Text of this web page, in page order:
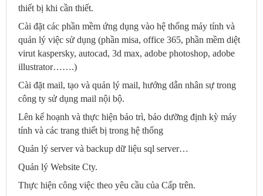
thiết bị khi cần thiết.
Cài đặt các phần mềm ứng dụng vào hệ thống máy tính và
quản lý việc sử dụng (phần misa, office 365, phần mềm diệt
virut kaspersky, autocad, 3d max, adobe photoshop, adobe
illustrator…….)
Cài đặt mail, tạo và quản lý mail, hướng dẫn nhân sự trong
công ty sử dụng mail nội bộ.
Lên kế hoạnh và thực hiện bảo trì, bảo dưỡng định kỳ máy
tính và các trang thiết bị trong hệ thống
Quản lý server và backup dữ liệu sql server…
Quản lý Website Cty.
Thực hiện công việc theo yêu cầu của Cấp trên.